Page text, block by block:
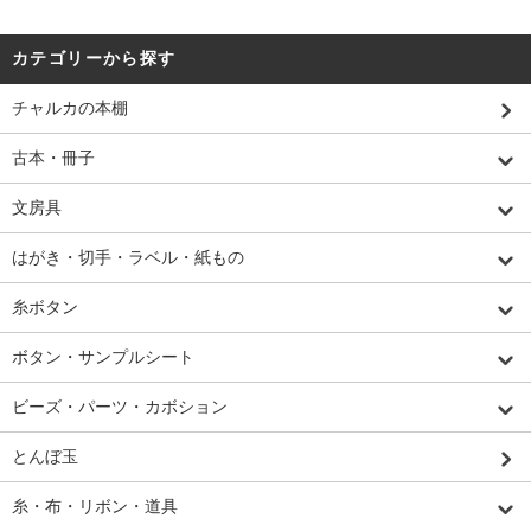
カテゴリーから探す
チャルカの本棚
古本・冊子
文房具
はがき・切手・ラベル・紙もの
糸ボタン
ボタン・サンプルシート
ビーズ・パーツ・カボション
とんぼ玉
糸・布・リボン・道具